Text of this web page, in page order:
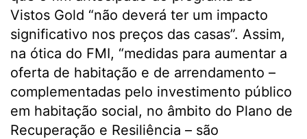
Vistos Gold “não deverá ter um impacto
significativo nos preços das casas”. Assim,
na ótica do FMI, “medidas para aumentar a
oferta de habitação e de arrendamento –
complementadas pelo investimento público
em habitação social, no âmbito do Plano de
Recuperação e Resiliência – são